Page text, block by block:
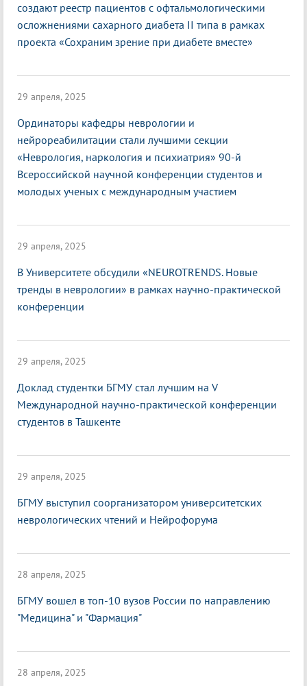
создают реестр пациентов с офтальмологическими
осложнениями сахарного диабета II типа в рамках
проекта «Сохраним зрение при диабете вместе»
29 апреля, 2025
Ординаторы кафедры неврологии и
нейрореабилитации стали лучшими секции
«Неврология, наркология и психиатрия» 90-й
Всероссийской научной конференции студентов и
молодых ученых с международным участием
29 апреля, 2025
В Университете обсудили «NEUROTRENDS. Новые
тренды в неврологии» в рамках научно-практической
конференции
29 апреля, 2025
Доклад студентки БГМУ стал лучшим на V
Международной научно-практической конференции
студентов в Ташкенте
29 апреля, 2025
БГМУ выступил соорганизатором университетских
неврологических чтений и Нейрофорума
28 апреля, 2025
БГМУ вошел в топ-10 вузов России по направлению
"Медицина" и "Фармация"
28 апреля, 2025